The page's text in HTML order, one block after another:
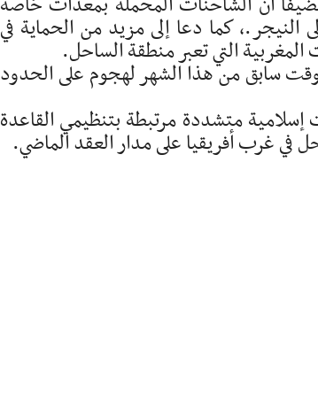
النيجر.، كما دعا إلى مزيد من الحماية في
التي تعبر منطقة الساحل.
سابق من هذا الشهر لهجوم على الحدود
متشددة مرتبطة بتنظيمي القاعدة
في غرب أفريقيا على مدار العقد الماضي.